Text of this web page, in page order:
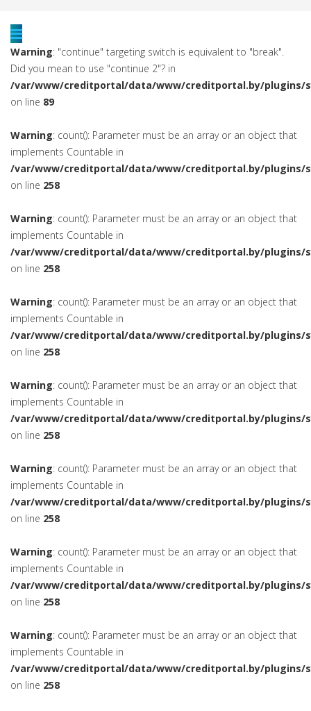
Warning: "continue" targeting switch is equivalent to "break".
Did you mean to use "continue 2"? in
/var/www/creditportal/data/www/creditportal.by/plugins/
on line 89
Warning: count(): Parameter must be an array or an object that
implements Countable in
/var/www/creditportal/data/www/creditportal.by/plugins/
on line 258
Warning: count(): Parameter must be an array or an object that
implements Countable in
/var/www/creditportal/data/www/creditportal.by/plugins/
on line 258
Warning: count(): Parameter must be an array or an object that
implements Countable in
/var/www/creditportal/data/www/creditportal.by/plugins/
on line 258
Warning: count(): Parameter must be an array or an object that
implements Countable in
/var/www/creditportal/data/www/creditportal.by/plugins/
on line 258
Warning: count(): Parameter must be an array or an object that
implements Countable in
/var/www/creditportal/data/www/creditportal.by/plugins/
on line 258
Warning: count(): Parameter must be an array or an object that
implements Countable in
/var/www/creditportal/data/www/creditportal.by/plugins/
on line 258
Warning: count(): Parameter must be an array or an object that
implements Countable in
/var/www/creditportal/data/www/creditportal.by/plugins/
on line 258